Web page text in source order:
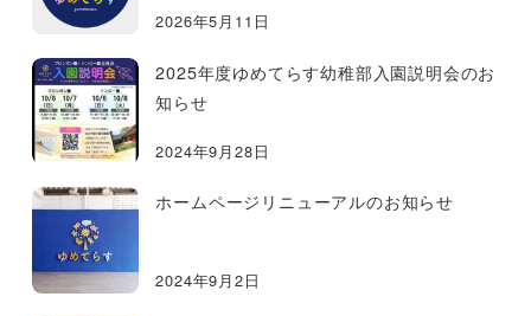
2026年5月11日
2025年度ゆめてらす幼稚部入園説明会のお
知らせ
2024年9月28日
ホームページリニューアルのお知らせ
2024年9月2日